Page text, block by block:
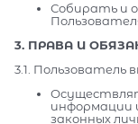
Собирать и
3. ПРАВА И
3.1. Пользователь
информации
законных